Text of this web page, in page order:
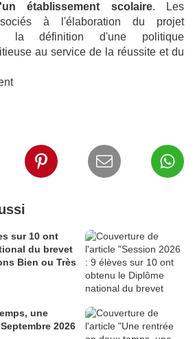
établissement scolaire. Les
à l'élaboration du projet
à la définition d'une politique
au service de la réussite et du
sur 10 ont
du brevet
Bien ou Très
une
2026